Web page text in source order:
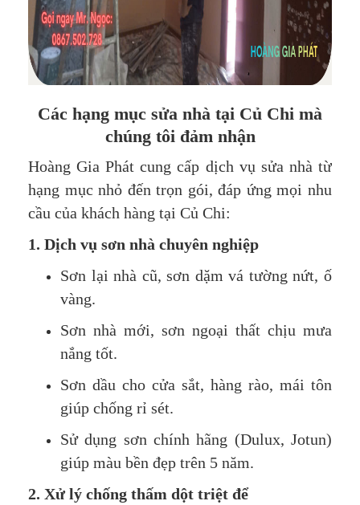
Các hạng mục sửa nhà tại Củ Chi mà
chúng tôi đảm nhận
Hoàng Gia Phát cung cấp dịch vụ sửa nhà từ
hạng mục nhỏ đến trọn gói, đáp ứng mọi nhu
cầu của khách hàng tại Củ Chi:
1. Dịch vụ sơn nhà chuyên nghiệp
Sơn lại nhà cũ, sơn dặm vá tường nứt, ố
vàng.
Sơn nhà mới, sơn ngoại thất chịu mưa
nắng tốt.
Sơn dầu cho cửa sắt, hàng rào, mái tôn
giúp chống rỉ sét.
Sử dụng sơn chính hãng (Dulux, Jotun)
giúp màu bền đẹp trên 5 năm.
2. Xử lý chống thấm dột triệt để